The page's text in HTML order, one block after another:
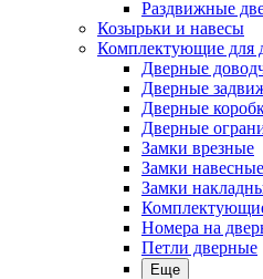
Раздвижные
Козырьки и навесы
Комплектующие для
Дверные
Дверные
Дверные
Дверные
Замки врезные
Замки навесные
Замки
Номера на
Петли дверные
Еще